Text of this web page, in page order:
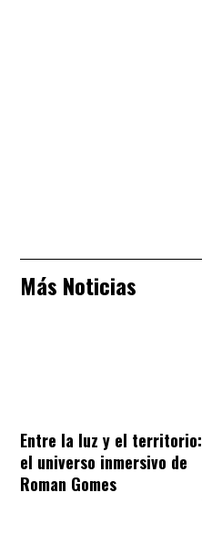
Más Noticias
Entre la luz y el territorio:
el universo inmersivo de
Roman Gomes